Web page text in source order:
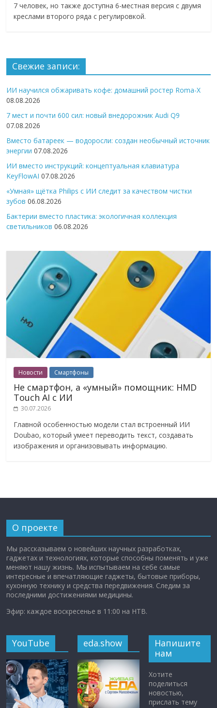
7 человек, но также доступна 6-местная версия с двумя
креслами второго ряда с регулировкой.
Свежие записи:
ИИ научился обжаривать кофе: домашний ростер Roma-X
08.08.2026
7 мест и почти 600 сил: новый внедорожник Audi Q9
07.08.2026
Вместо батареек — водоросли: создан необычный источник
энергии 07.08.2026
ИИ вместо инструкций: концептуальная клавиатура
KeyFlowAI 07.08.2026
«Умная» щётка Philips с ИИ следит за качеством чистки
зубов 06.08.2026
Бактерии вместо пластика: экологичная коллекция
светильников 06.08.2026
Новости Смартфоны
Не смартфон, а «умный» помощник: HMD
Touch AI с ИИ
30.07.2026
Главной особенностью модели стал встроенный ИИ
Doubao, который умеет переводить текст, создавать
изображения и организовывать информацию.
О проекте
Мы рассказываем о новейших научных разработках,
гаджетах и технологиях, которые способны поменять и уже
меняют нашу жизнь. Мы испытываем на себе самые
интересные и впечатляющие гаджеты, бытовые приборы,
кухонную технику и средства передвижения. Следим за
последними достижениями медицины.
Эфир: каждое воскресенье в 11:00 на НТВ.
YouTube eda.show
Напишите
нам
Хотите
поделиться
новостью,
прислать тему